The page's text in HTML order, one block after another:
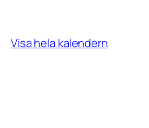
Visa hela kalendern